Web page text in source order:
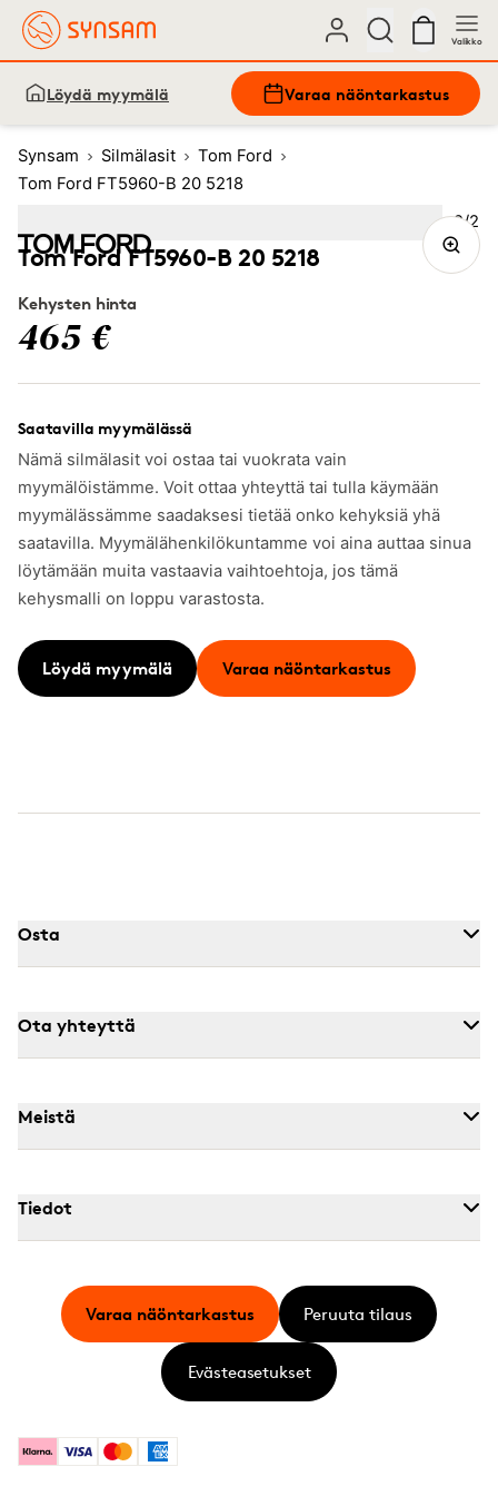
Valikko
Löydä myymälä Varaa näöntarkastus
Synsam Silmälasit
Tom Ford
Tom Ford FT5960-B 20 5218
Tom Ford FT5960-B 20 5218
Kehysten hinta
465 €
Saatavilla myymälässä
Nämä silmälasit voi ostaa tai vuokrata vain
myymälöistämme. Voit ottaa yhteyttä tai tulla käymään
myymälässämme saadaksesi tietää onko kehyksiä yhä
saatavilla. Myymälähenkilökuntamme voi aina auttaa sinua
löytämään muita vastaavia vaihtoehtoja, jos tämä
kehysmalli on loppu varastosta.
Löydä myymälä Varaa näöntarkastus
Kuva
2/2
Image (Current image)
Osta
Ota yhteyttä
Meistä
Tiedot
KlarnaVisa MastercardAmerican Express
Varaa näöntarkastus Peruuta tilaus
Evästeasetukset